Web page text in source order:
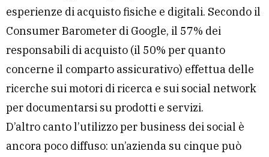
esperienze di acquisto fisiche e digitali. Secondo il
Consumer Barometer di Google, il 57% dei
responsabili di acquisto (il 50% per quanto
concerne il comparto assicurativo) effettua delle
ricerche sui motori di ricerca e sui social network
per documentarsi su prodotti e servizi.
D’altro canto l’utilizzo per business dei social è
ancora poco diffuso: un’azienda su cinque può